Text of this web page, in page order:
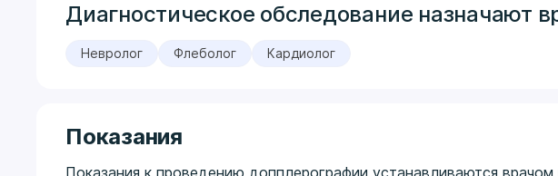
Диагностическое обследование назначают
Невролог Флеболог Кардиолог
Показания
Показания к проведению допплерографии устанавливаются